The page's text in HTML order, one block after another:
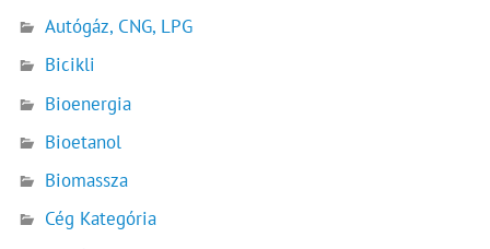
Autógáz, CNG, LPG
Bicikli
Bioenergia
Bioetanol
Biomassza
Cég Kategória